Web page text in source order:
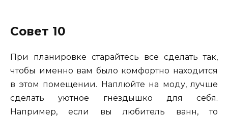
Совет 10
При планировке старайтесь все сделать так,
чтобы именно вам было комфортно находится
в этом помещении. Наплюйте на моду, лучше
сделать уютное гнёздышко для себя.
Например, если вы любитель ванн, то